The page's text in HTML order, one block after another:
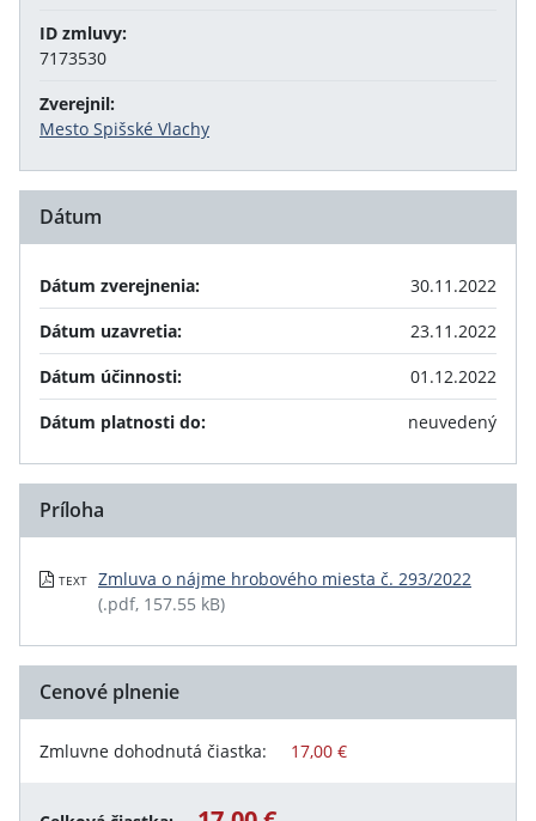
ID zmluvy:
7173530
Zverejnil:
Mesto Spišské Vlachy
Dátum
Dátum zverejnenia:
30.11.2022
Dátum uzavretia:
23.11.2022
Dátum účinnosti:
01.12.2022
Dátum platnosti do:
neuvedený
Príloha
TEXT
Zmluva o nájme hrobového miesta č. 293/2022
(.pdf, 157.55 kB)
Cenové plnenie
Zmluvne dohodnutá čiastka: 17,00 €